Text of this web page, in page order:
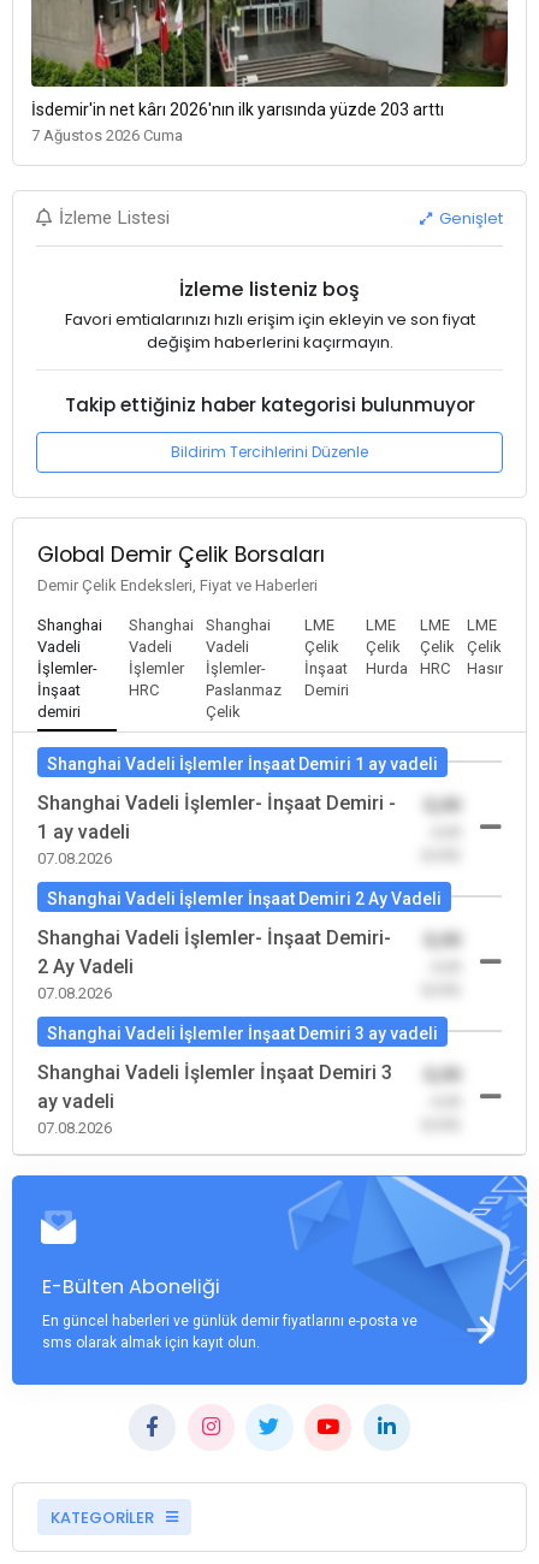
İsdemir'in net kârı 2026'nın ilk yarısında yüzde 203 arttı
7 Ağustos 2026 Cuma
İzleme Listesi Genişlet
İzleme listeniz boş
Favori emtialarınızı hızlı erişim için ekleyin ve son fiyat
değişim haberlerini kaçırmayın.
Takip ettiğiniz haber kategorisi bulunmuyor
Bildirim Tercihlerini Düzenle
Global Demir Çelik Borsaları
Demir Çelik Endeksleri, Fiyat ve Haberleri
Shanghai
Vadeli
İşlemler-
İnşaat
demiri
Shanghai
Vadeli
İşlemler
HRC
Shanghai
Vadeli
İşlemler-
Paslanmaz
Çelik
LME
Çelik
İnşaat
Demiri
LME
Çelik
Hurda
LME
Çelik
HRC
LME
Çelik
Hasır
Shanghai Vadeli İşlemler İnşaat Demiri 1 ay vadeli
Shanghai Vadeli İşlemler- İnşaat Demiri -
1 ay vadeli
07.08.2026
0,00
Shanghai Vadeli İşlemler İnşaat Demiri 2 Ay Vadeli
Shanghai Vadeli İşlemler- İnşaat Demiri-
2 Ay Vadeli
07.08.2026
0,00
Shanghai Vadeli İşlemler İnşaat Demiri 3 ay vadeli
Shanghai Vadeli İşlemler İnşaat Demiri 3
ay vadeli
07.08.2026
0,00
E-Bülten Aboneliği
En güncel haberleri ve günlük demir fiyatlarını e-posta ve
sms olarak almak için kayıt olun.
KATEGORİLER